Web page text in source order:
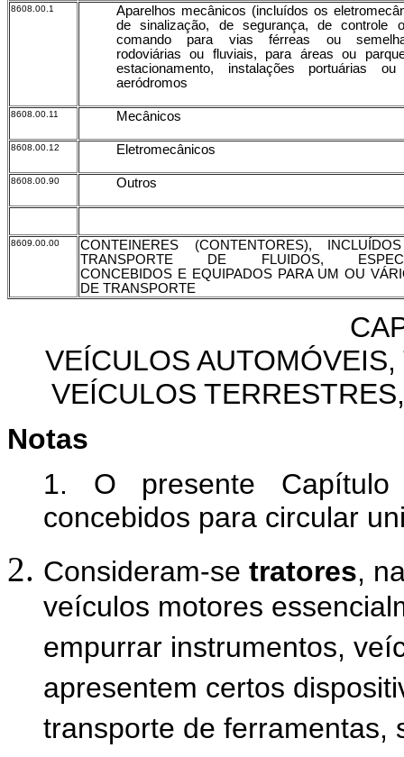
8608.00.1
Aparelhos mecânicos (incluídos os
de sinalização, de segurança, de controle
comando para vias férreas ou
rodoviárias ou fluviais, para áreas ou
estacionamento, instalações portuárias ou
aeródromos
8608.00.11 Mecânicos
8608.00.12 Eletromecânicos
8608.00.90 Outros
8609.00.00
CONTEINERES (CONTENTORES),
TRANSPORTE DE FLUIDOS,
CONCEBIDOS E EQUIPADOS PARA UM OU
DE TRANSPORTE
VEÍCULOS
VEÍCULOS
Notas
1. O presente
concebidos para circular
Consideram-se tratores,
veículos motores
empurrar instrumentos,
apresentem certos
transporte de ferramentas,